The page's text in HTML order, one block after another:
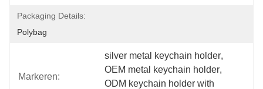
Packaging Details:
Polybag
Markeren:
silver metal keychain holder,
OEM metal keychain holder,
ODM keychain holder with